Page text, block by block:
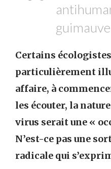
Certains
particulièrement
affaire, à
les écouter, la
virus serait une «
N’est-ce pas une
radicale qui